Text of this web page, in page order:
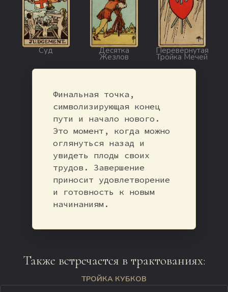
Суд Десятка
Жезлов
Перевёрнутая
Тройка Мечей
Финальная точка,
символизирующая конец
пути и начало нового.
Это момент, когда можно
оглянуться назад и
увидеть плоды своих
трудов. Завершение
приносит удовлетворение
и готовность к новым
начинаниям.
Также встречается в трактованиях:
ТРОЙКА КУБКОВ